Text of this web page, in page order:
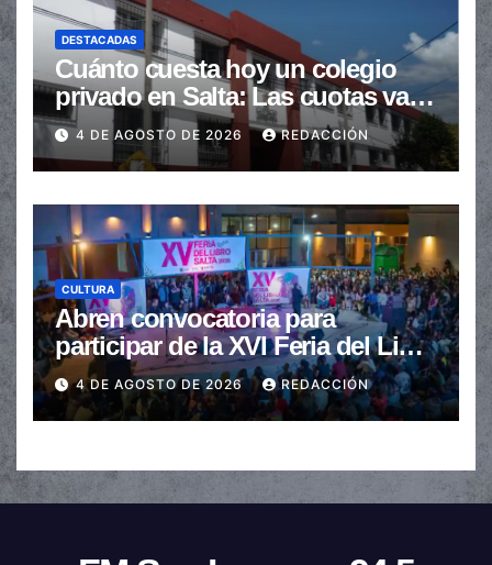
DESTACADAS
Cuánto cuesta hoy un colegio
privado en Salta: Las cuotas van
de $110.000 a más de $600.000
4 DE AGOSTO DE 2026 REDACCIÓN
CULTURA
Abren convocatoria para
participar de la XVI Feria del Libro
de Salta
4 DE AGOSTO DE 2026 REDACCIÓN